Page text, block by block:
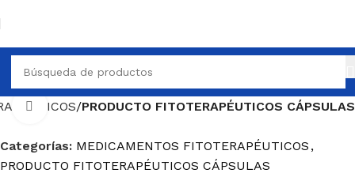
PRODUCTO FITOTERAPÉUTICOS CÁPSULAS
Haga Click para agrandar
Categorías: MEDICAMENTOS FITOTERAPÉUTICOS ,
PRODUCTO FITOTERAPÉUTICOS CÁPSULAS